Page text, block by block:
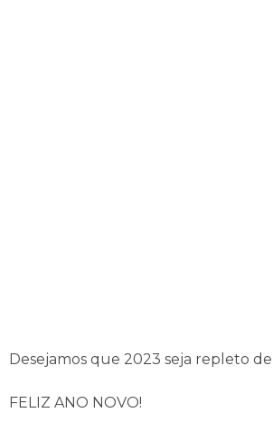
Desejamos que 2023 seja repleto
FELIZ ANO NOVO!